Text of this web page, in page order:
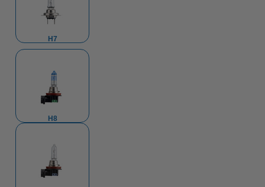
H7
H8